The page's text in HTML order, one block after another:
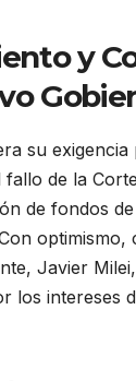
y
su exigencia
fallo de la
de fondos de
optimismo,
Javier
los intereses